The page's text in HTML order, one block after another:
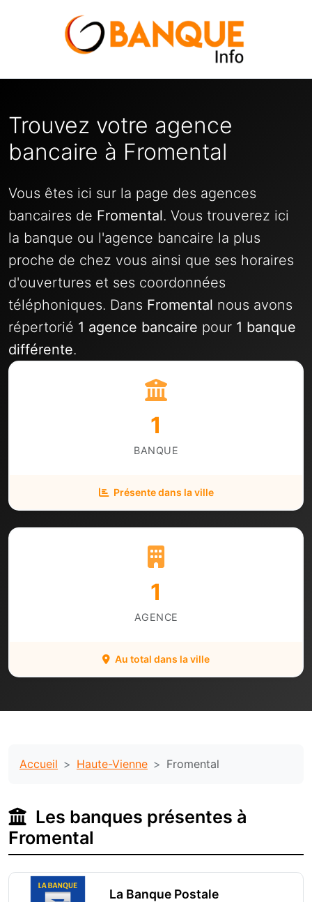
Trouvez votre agence
bancaire à Fromental
Vous êtes ici sur la page des agences
bancaires de Fromental. Vous trouverez ici
la banque ou l'agence bancaire la plus
proche de chez vous ainsi que ses horaires
d'ouvertures et ses coordonnées
téléphoniques. Dans Fromental nous avons
répertorié 1 agence bancaire pour 1 banque
différente.
1
BANQUE
Présente dans la ville
1
AGENCE
Au total dans la ville
Accueil Haute-Vienne Fromental
Les banques présentes à
Fromental
La Banque Postale